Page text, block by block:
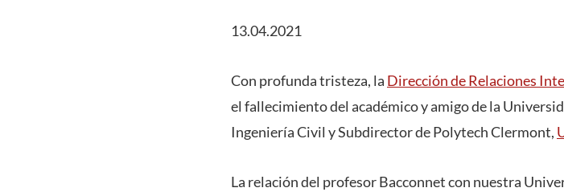
13.04.2021
Con profunda tristeza, la Dirección de Relaciones
el fallecimiento del académico y amigo de la
Ingeniería Civil y Subdirector de Polytech Clermont,
La relación del profesor Bacconnet con nuestra